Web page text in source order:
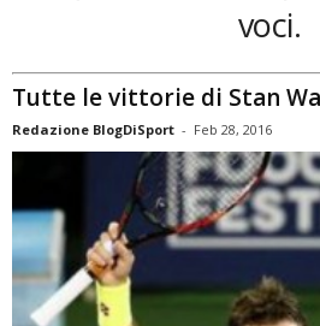
voci.
Tutte le vittorie di Stan
Redazione BlogDiSport - Feb 28, 2016